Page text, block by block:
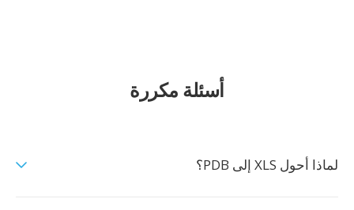
أسئلة مكررة
لماذا أحول XLS إلى PDB؟